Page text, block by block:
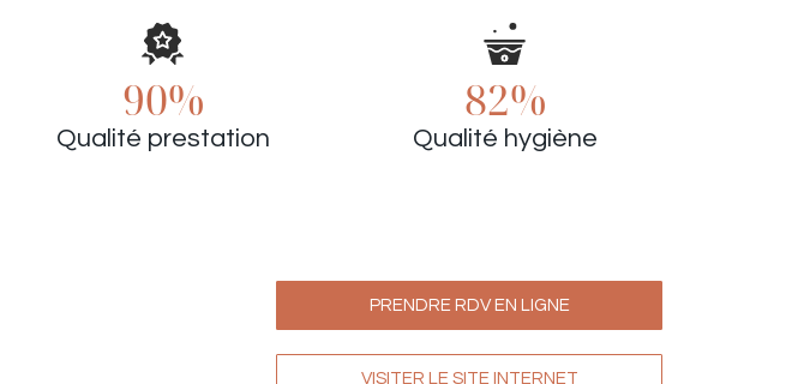
90%
Qualité prestation
82%
Qualité hygiène
PRENDRE RDV EN LIGNE
VISITER LE SITE INTERNET